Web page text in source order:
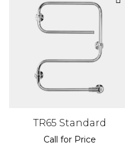
TR65 Standard
Call for Price